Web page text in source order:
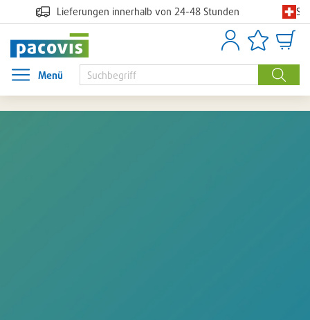
Lieferungen innerhalb von 24-48 Stunden
Suche
AnmeldenArtikellisten
Menü
Menü öffnen